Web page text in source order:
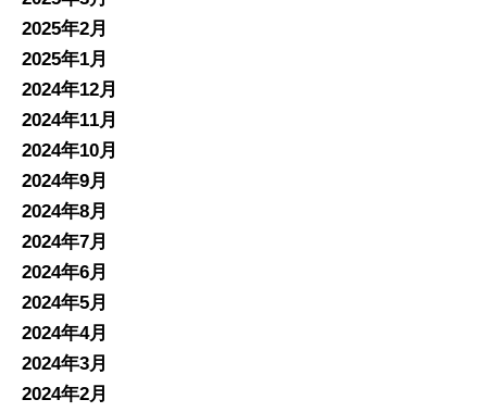
2025年2月
2025年1月
2024年12月
2024年11月
2024年10月
2024年9月
2024年8月
2024年7月
2024年6月
2024年5月
2024年4月
2024年3月
2024年2月